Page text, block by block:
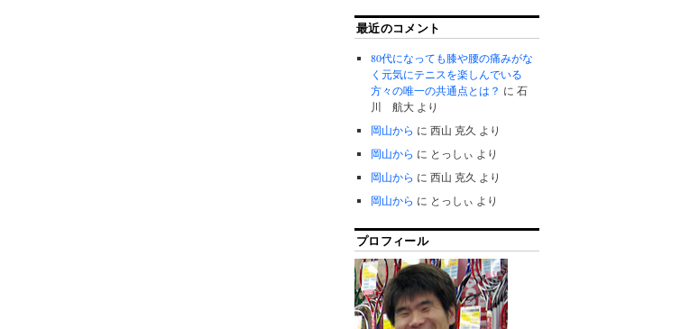
最近のコメント
80代になっても膝や腰の痛みがな
く元気にテニスを楽しんでいる
方々の唯一の共通点とは？ に石
川 航大 より
岡山から に西山 克久 より
岡山から に とっしぃ より
岡山から に西山 克久 より
岡山から に とっしぃ より
プロフィール